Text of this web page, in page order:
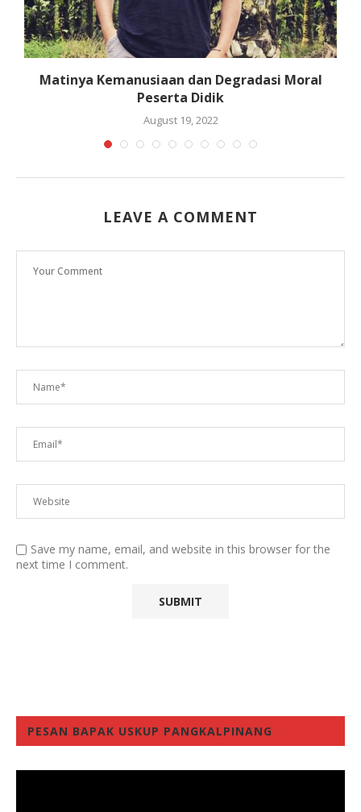
Matinya Kemanusiaan dan Degradasi Moral
Peserta Didik
August 19, 2022
LEAVE A COMMENT
Save my name, email, and website in this browser for the
next time I comment.
PESAN BAPAK USKUP PANGKALPINANG